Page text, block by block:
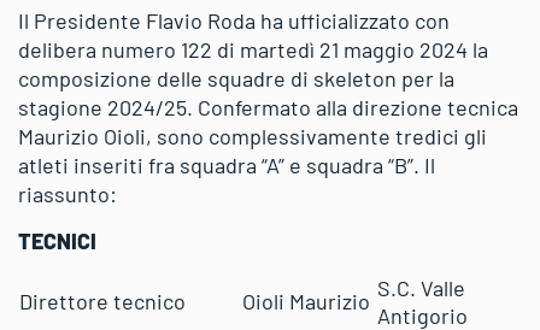
Il Presidente Flavio Roda ha ufficializzato con
delibera numero 122 di martedì 21 maggio 2024 la
composizione delle squadre di skeleton per la
stagione 2024/25. Confermato alla direzione tecnica
Maurizio Oioli, sono complessivamente tredici gli
atleti inseriti fra squadra “A” e squadra “B”. Il
riassunto:
TECNICI
Direttore tecnico Oioli Maurizio S.C. Valle
Antigorio